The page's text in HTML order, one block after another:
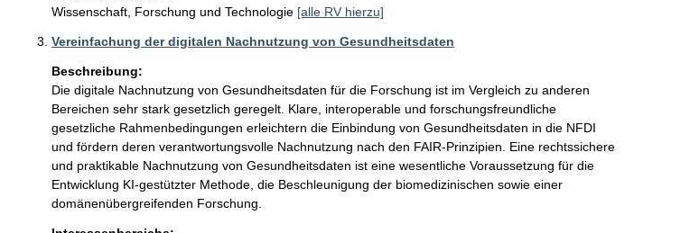
Wissenschaft, Forschung und Technologie [alle RV hierzu]
Vereinfachung der digitalen Nachnutzung von Gesundheitsdaten
Beschreibung:
Die digitale Nachnutzung von Gesundheitsdaten für die Forschung ist im Vergleich zu anderen
Bereichen sehr stark gesetzlich geregelt. Klare, interoperable und forschungsfreundliche
gesetzliche Rahmenbedingungen erleichtern die Einbindung von Gesundheitsdaten in die NFDI
und fördern deren verantwortungsvolle Nachnutzung nach den FAIR-Prinzipien. Eine rechtssichere
und praktikable Nachnutzung von Gesundheitsdaten ist eine wesentliche Voraussetzung für die
Entwicklung KI-gestützter Methode, die Beschleunigung der biomedizinischen sowie einer
domänenübergreifenden Forschung.